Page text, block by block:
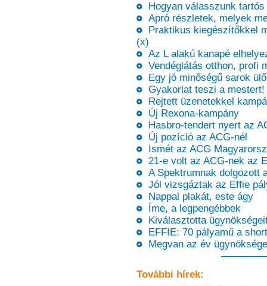
Hogyan válasszunk tartós
Apró részletek, melyek
Praktikus kiegészítőkkel
(x)
Az L alakú kanapé
Vendéglátás otthon, profi
Egy jó minőségű sarok
Gyakorlat teszi a mestert!
Rejtett üzenetekkel
Új Rexona-kampány
Hasbro-tendert nyert az
Új pozíció az ACG-nél
Ismét az ACG
21-e volt az ACG-nek az
A Spektrumnak dolgozott
Jól vizsgáztak az Effie
Nappal plakát, este ágy
Íme, a legpengébbek
Kiválasztotta
EFFIE: 70 pályamű a
Megvan az év ügynöksége
További hírek: